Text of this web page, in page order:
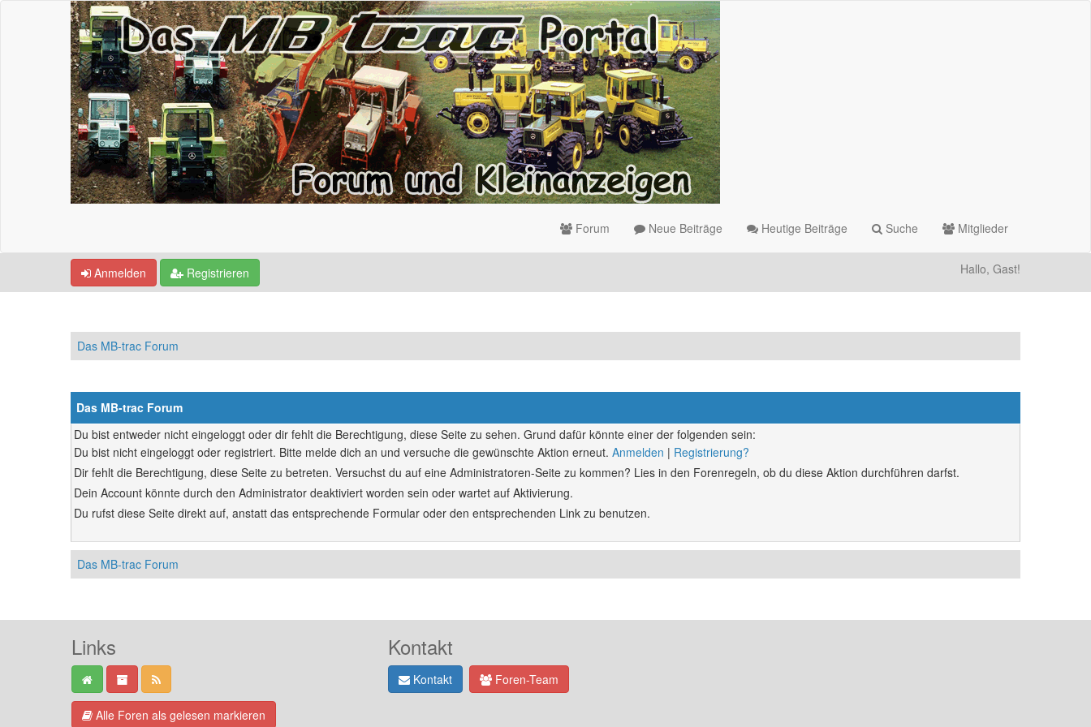
Forum Neue Beiträge Heutige Beiträge Suche Mitglieder
Anmelden Registrieren Hallo, Gast!
Das MB-trac Forum
Das MB-trac Forum
Du bist entweder nicht eingeloggt oder dir fehlt die Berechtigung, diese Seite zu sehen. Grund dafür könnte einer der folgenden sein:
Du bist nicht eingeloggt oder registriert. Bitte melde dich an und versuche die gewünschte Aktion erneut. Anmelden | Registrierung?
Dir fehlt die Berechtigung, diese Seite zu betreten. Versuchst du auf eine Administratoren-Seite zu kommen? Lies in den Forenregeln, ob du diese Aktion durchführen darfst.
Dein Account könnte durch den Administrator deaktiviert worden sein oder wartet auf Aktivierung.
Du rufst diese Seite direkt auf, anstatt das entsprechende Formular oder den entsprechenden Link zu benutzen.
Das MB-trac Forum
Links
Alle Foren als gelesen markieren
Kontakt
Kontakt Foren-Team